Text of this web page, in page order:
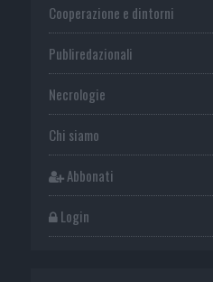
Cooperazione e dintorni
Publiredazionali
Necrologie
Chi siamo
Abbonati
Login